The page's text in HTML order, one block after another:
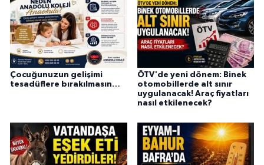
Çocuğunuzun gelişimi
tesadüflere bırakılmasın…
ÖTV'de yeni dönem: Binek
otomobillerde alt sınır
uygulanacak! Araç fiyatları
nasıl etkilenecek?